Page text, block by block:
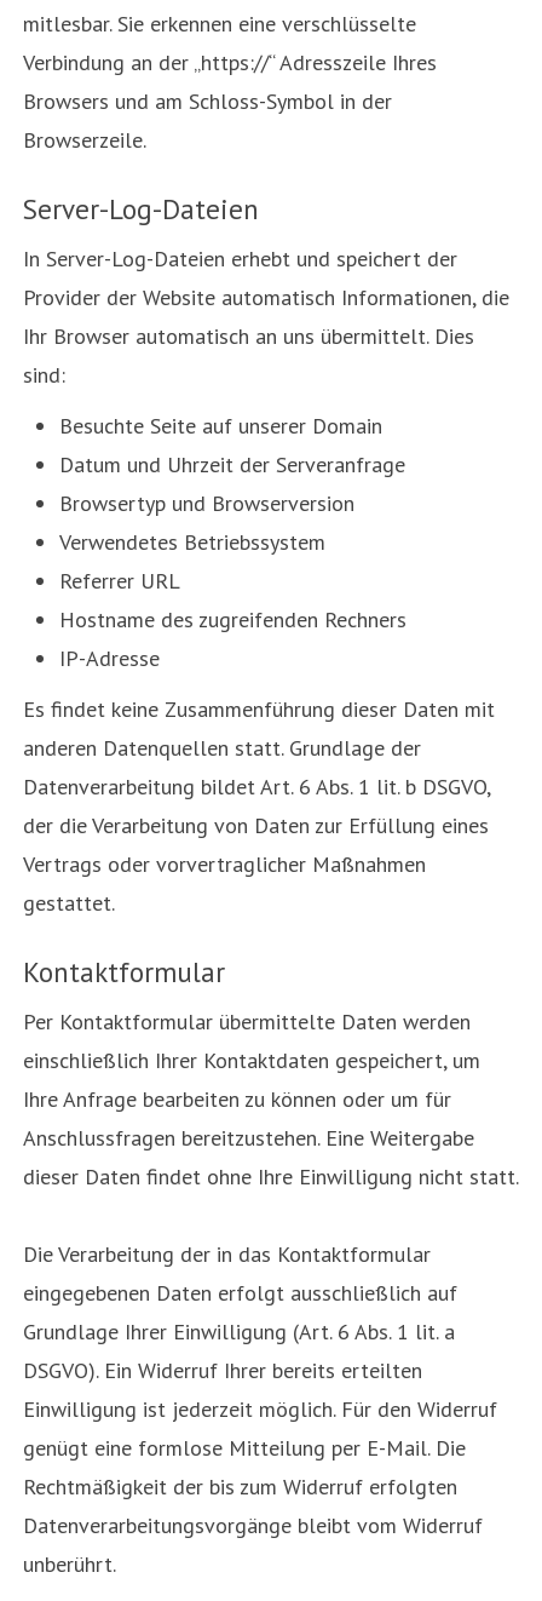
mitlesbar. Sie erkennen eine verschlüsselte
Verbindung an der „https://“ Adresszeile Ihres
Browsers und am Schloss-Symbol in der
Browserzeile.
Server-Log-Dateien
In Server-Log-Dateien erhebt und speichert der
Provider der Website automatisch Informationen, die
Ihr Browser automatisch an uns übermittelt. Dies
sind:
Besuchte Seite auf unserer Domain
Datum und Uhrzeit der Serveranfrage
Browsertyp und Browserversion
Verwendetes Betriebssystem
Referrer URL
Hostname des zugreifenden Rechners
IP-Adresse
Es findet keine Zusammenführung dieser Daten mit
anderen Datenquellen statt. Grundlage der
Datenverarbeitung bildet Art. 6 Abs. 1 lit. b DSGVO,
der die Verarbeitung von Daten zur Erfüllung eines
Vertrags oder vorvertraglicher Maßnahmen
gestattet.
Kontaktformular
Per Kontaktformular übermittelte Daten werden
einschließlich Ihrer Kontaktdaten gespeichert, um
Ihre Anfrage bearbeiten zu können oder um für
Anschlussfragen bereitzustehen. Eine Weitergabe
dieser Daten findet ohne Ihre Einwilligung nicht statt.
Die Verarbeitung der in das Kontaktformular
eingegebenen Daten erfolgt ausschließlich auf
Grundlage Ihrer Einwilligung (Art. 6 Abs. 1 lit. a
DSGVO). Ein Widerruf Ihrer bereits erteilten
Einwilligung ist jederzeit möglich. Für den Widerruf
genügt eine formlose Mitteilung per E-Mail. Die
Rechtmäßigkeit der bis zum Widerruf erfolgten
Datenverarbeitungsvorgänge bleibt vom Widerruf
unberührt.